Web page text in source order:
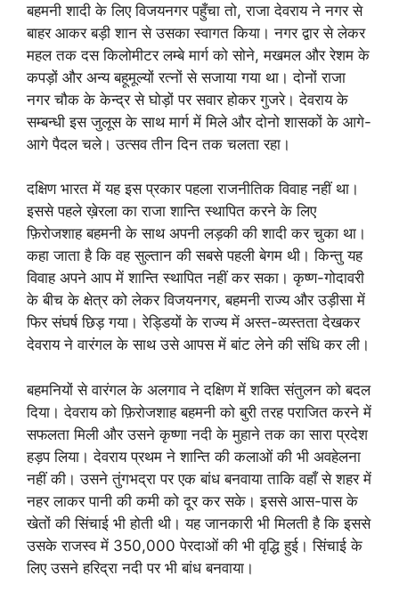
बहमनी शादी के लिए विजयनगर पहुँचा तो, राजा देवराय ने नगर से
बाहर आकर बड़ी शान से उसका स्वागत किया। नगर द्वार से लेकर
महल तक दस किलोमीटर लम्बे मार्ग को सोने, मखमल और रेशम के
कपड़ों और अन्य बहूमूल्यों रत्नों से सजाया गया था। दोनों राजा
नगर चौक के केन्द्र से घोड़ों पर सवार होकर गुजरे। देवराय के
सम्बन्धी इस जुलूस के साथ मार्ग में मिले और दोनो शासकों के आगे-
आगे पैदल चले। उत्सव तीन दिन तक चलता रहा।
दक्षिण भारत में यह इस प्रकार पहला राजनीतिक विवाह नहीं था।
इससे पहले ख़ेरला का राजा शान्ति स्थापित करने के लिए
फ़िरोजशाह बहमनी के साथ अपनी लड़की की शादी कर चुका था।
कहा जाता है कि वह सुल्तान की सबसे पहली बेगम थी। किन्तु यह
विवाह अपने आप में शान्ति स्थापित नहीं कर सका। कृष्ण-गोदावरी
के बीच के क्षेत्र को लेकर विजयनगर, बहमनी राज्य और उड़ीसा में
फिर संघर्ष छिड़ गया। रेड्डियों के राज्य में अस्त-व्यस्तता देखकर
देवराय ने वारंगल के साथ उसे आपस में बांट लेने की संधि कर ली।
बहमनियों से वारंगल के अलगाव ने दक्षिण में शक्ति संतुलन को बदल
दिया। देवराय को फ़िरोजशाह बहमनी को बुरी तरह पराजित करने में
सफलता मिली और उसने कृष्णा नदी के मुहाने तक का सारा प्रदेश
हड़प लिया। देवराय प्रथम ने शान्ति की कलाओं की भी अवहेलना
नहीं की। उसने तुंगभद्रा पर एक बांध बनवाया ताकि वहाँ से शहर में
नहर लाकर पानी की कमी को दूर कर सके। इससे आस-पास के
खेतों की सिंचाई भी होती थी। यह जानकारी भी मिलती है कि इससे
उसके राजस्व में 350,000 पेरदाओं की भी वृद्धि हुई। सिंचाई के
लिए उसने हरिद्रा नदी पर भी बांध बनवाया।